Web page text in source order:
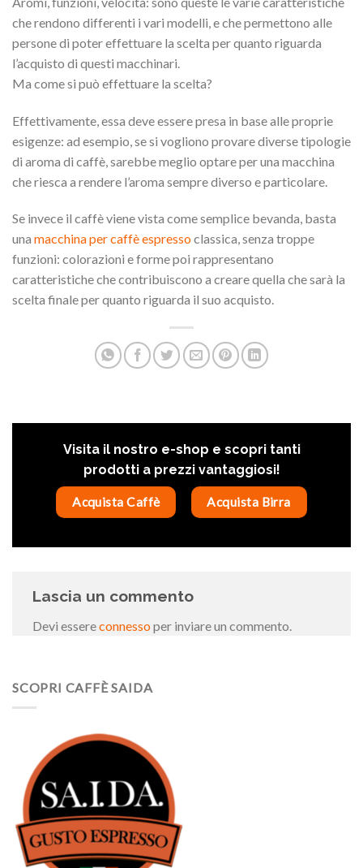
SCOPRI CAFFÈ SAIDA
che rendono differenti i vari modelli, e che permettono alle
persone di poter effettuare la scelta per quanto riguarda
l’acquisto di questi macchinari.
Ma come si può effettuare la scelta?
Effettivamente, essa deve essere presa in base alle proprie
esigenze: ad esempio, se si vogliono provare diverse tipologie
di aroma di caffè, sarebbe meglio optare per una macchina
che riesca a rendere l’aroma sempre diverso e particolare.
Se invece il caffè viene vista come semplice bevanda, basta
una macchina per caffè espressoclassica, senza troppe
funzioni: colorazioni e forme poi rappresentano
caratteristiche che contribuiscono a creare quella che sarà la
scelta finale per quanto riguarda il suo acquisto.
Visita il nostro e-shop e scopri tanti
prodotti a prezzi vantaggiosi!
Acquista Caffè Acquista Birra
Lascia un commento
Devi essereconnessoper inviare un commento.